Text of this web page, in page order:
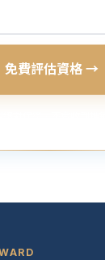
免費評估資格 →